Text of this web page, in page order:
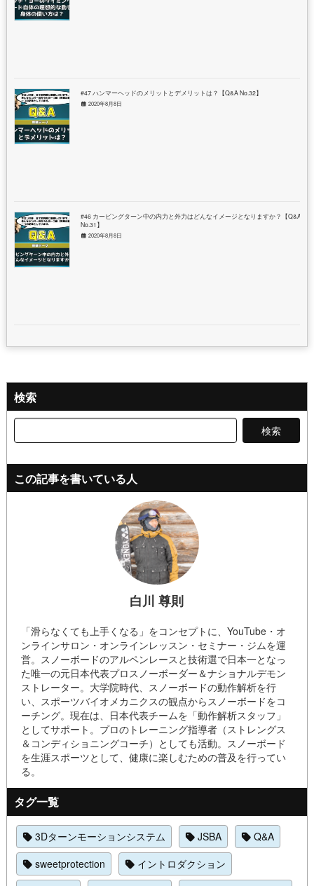
#47 ハンマーヘッドのメリットとデメリットは？【Q&A No.32】
2020年8月8日
#46 カービングターン中の内力と外力はどんなイメージとなりますか？【Q&A
No.31】
2020年8月8日
検索
この記事を書いている人
白川 尊則
「滑らなくても上手くなる」をコンセプトに、YouTube・オ
ンラインサロン・オンラインレッスン・セミナー・ジムを運
営。スノーボードのアルペンレースと技術選で日本一となっ
た唯一の元日本代表プロスノーボーダー＆ナショナルデモン
ストレーター。大学院時代、スノーボードの動作解析を行
い、スポーツバイオメカニクスの観点からスノーボードをコ
ーチング。現在は、日本代表チームを「動作解析スタッフ」
としてサポート。プロのトレーニング指導者（ストレングス
＆コンディショニングコーチ）としても活動。スノーボード
を生涯スポーツとして、健康に楽しむための普及を行ってい
る。
タグ一覧
3Dターンモーションシステム JSBA
Q&A
sweetprotection
イントロダクション